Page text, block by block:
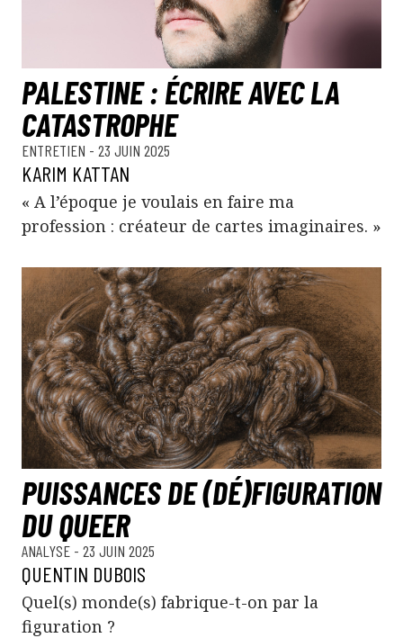
PALESTINE : ÉCRIRE AVEC LA
CATASTROPHE
ENTRETIEN - 23 JUIN 2025
KARIM KATTAN
« A l’époque je voulais en faire ma
profession : créateur de cartes imaginaires. »
PUISSANCES DE (DÉ)FIGURATION
DU QUEER
ANALYSE - 23 JUIN 2025
QUENTIN DUBOIS
Quel(s) monde(s) fabrique-t-on par la
figuration ?